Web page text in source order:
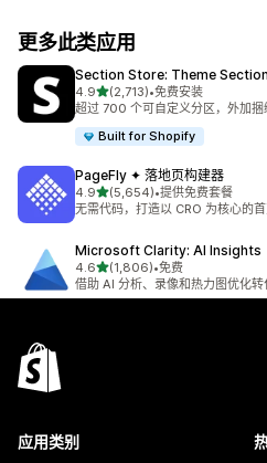
更多此类应用
Section Store: Theme
4.9星（满分 5 星）
(2,713)
总共 2713 条评论
•免费安装
超过 700 个可自定义分区，外加捆
Built for Shopify
PageFly ✦ 落地页构建器
4.9星（满分 5 星）
(5,654)
总共 5654 条评论
•提供免费套餐
无需代码，打造以 CRO 为核心的
Microsoft Clarity: AI Insights
4.6星（满分 5 星）
(1,806)
总共 1806 条评论
•免费
借助 AI 分析、录像和热力图优化转
应用类别